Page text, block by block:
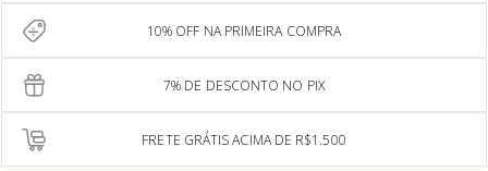
10% OFF NA PRIMEIRA COMPRA
7% DE DESCONTO NO PIX
FRETE GRÁTIS ACIMA DE R$1.500